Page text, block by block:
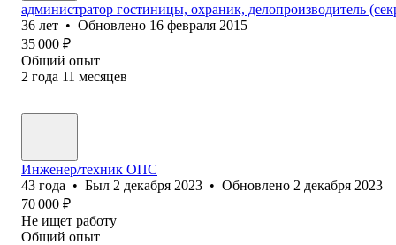
администратор гостиницы, охраник, делопроизводитель
36 лет • Обновлено 16 февраля 2015
35 000 ₽
Общий опыт
2 года 11 месяцев
Инженер/техник ОПС
43 года • Был 2 декабря 2023 • Обновлено 2 декабря 2023
70 000 ₽
Не ищет работу
Общий опыт